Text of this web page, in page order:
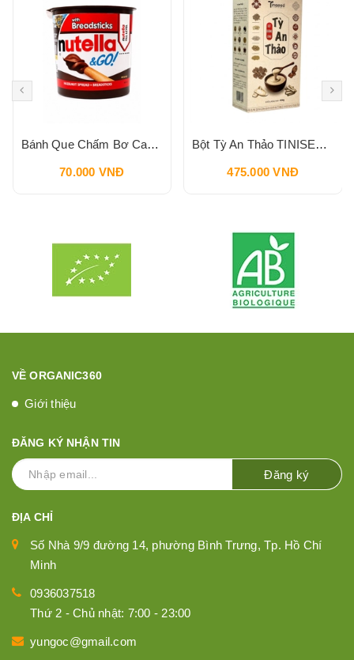
Bánh Que Chấm Bơ Cacao Hạt Phỉ Snack Nutella & Go Breadstick 52g
70.000 VNĐ
Bột Tỳ An Thảo TINISEED 450g
475.000 VNĐ
VỀ ORGANIC360
Giới thiệu
ĐĂNG KÝ NHẬN TIN
Đăng ký
ĐỊA CHỈ
Số Nhà 9/9 đường 14, phường Bình Trưng, Tp. Hồ Chí
Minh
0936037518
Thứ 2 - Chủ nhật: 7:00 - 23:00
yungoc@gmail.com